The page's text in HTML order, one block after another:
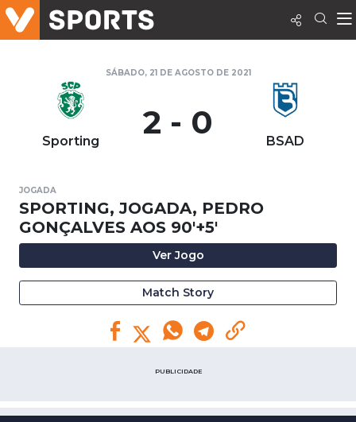
SÁBADO, 21 DE AGOSTO DE 2021
Sporting 2 - 0 BSAD
JOGADA
SPORTING, JOGADA, PEDRO
GONÇALVES AOS 90'+5'
Ver Jogo
Match Story
PUBLICIDADE